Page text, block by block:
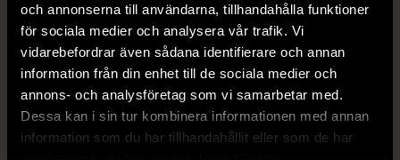
och annonserna till användarna, tillhandahålla funktioner
för sociala medier och analysera vår trafik. Vi
vidarebefordrar även sådana identifierare och annan
information från din enhet till de sociala medier och
annons- och analysföretag som vi samarbetar med.
Dessa kan i sin tur kombinera informationen med annan
information som du har tillhandahållit eller som de har
1/5
Gott skick
259 kr
1/5
Mycket gott skick
279 kr